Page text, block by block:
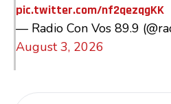
pic.twitter.com/nf2qezqgKK
— Radio Con Vos 89.9
August 3, 2026